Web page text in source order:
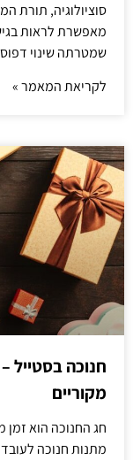
סוציולוגיה, תורת
מאפשרת לראות
שמטרתה שינוי
לקריאת המאמר »
חנוכה בסטייל
מקוריים
חג החנוכה הוא
מתנות חנוכה